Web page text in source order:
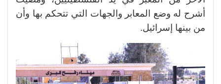
أشرح له وضع المعابر والجهات التي تتحكم بها وأن
من بينها إسرائيل.